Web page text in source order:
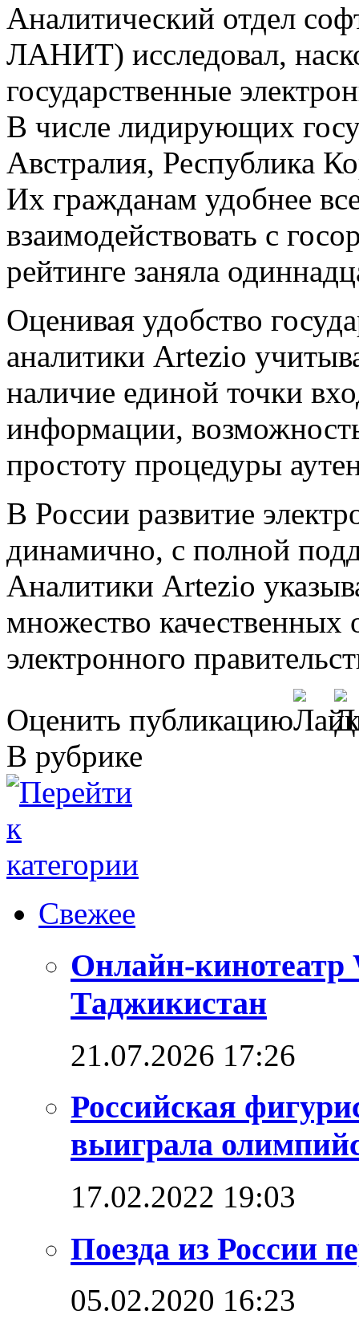
Аналитический отдел
ЛАНИТ) исследовал,
государственные
В числе лидирующих
Австралия, Республика
Их гражданам удобнее
взаимодействовать с
рейтинге заняла
Оценивая удобство
аналитики Artezio
наличие единой точки
информации,
простоту процедуры
В России развитие
динамично, с полной
Аналитики Artezio
множество качественных
электронного
Оценить публикацию
В рубрике
Свежее
Онлайн-
Таджикистан
21.07.2026 17:26
Российская
выиграла
17.02.2022 19:03
Поезда из России
05.02.2020 16:23